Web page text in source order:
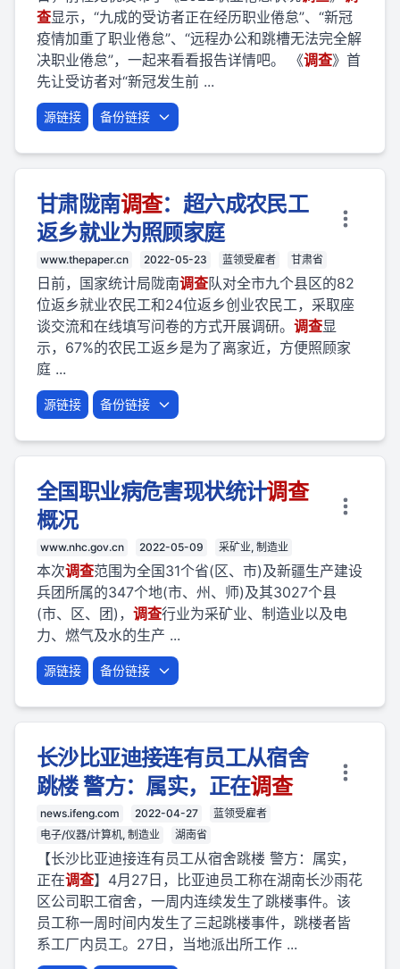
查显示，“九成的受访者正在经历职业倦怠”、“新冠
疫情加重了职业倦怠”、“远程办公和跳槽无法完全解
决职业倦怠”，一起来看看报告详情吧。 《调查》首
先让受访者对“新冠发生前 ...
源链接 备份链接
甘肃陇南调查：超六成农民工
返乡就业为照顾家庭
www.thepaper.cn 2022-05-23 蓝领受雇者 甘肃省
日前，国家统计局陇南调查队对全市九个县区的82
位返乡就业农民工和24位返乡创业农民工，采取座
谈交流和在线填写问卷的方式开展调研。 调查显
示，67%的农民工返乡是为了离家近，方便照顾家
庭 ...
源链接 备份链接
全国职业病危害现状统计调查
概况
www.nhc.gov.cn 2022-05-09 采矿业, 制造业
本次调查范围为全国31个省(区、市)及新疆生产建设
兵团所属的347个地(市、州、师)及其3027个县
(市、区、团)， 调查行业为采矿业、制造业以及电
力、燃气及水的生产 ...
源链接 备份链接
长沙比亚迪接连有员工从宿舍
跳楼 警方：属实，正在调查
news.ifeng.com 2022-04-27
蓝领受雇者
电子/仪器/计算机, 制造业
湖南省
【长沙比亚迪接连有员工从宿舍跳楼 警方：属实，
正在调查】4月27日，比亚迪员工称在湖南长沙雨花
区公司职工宿舍，一周内连续发生了跳楼事件。该
员工称一周时间内发生了三起跳楼事件，跳楼者皆
系工厂内员工。27日，当地派出所工作 ...